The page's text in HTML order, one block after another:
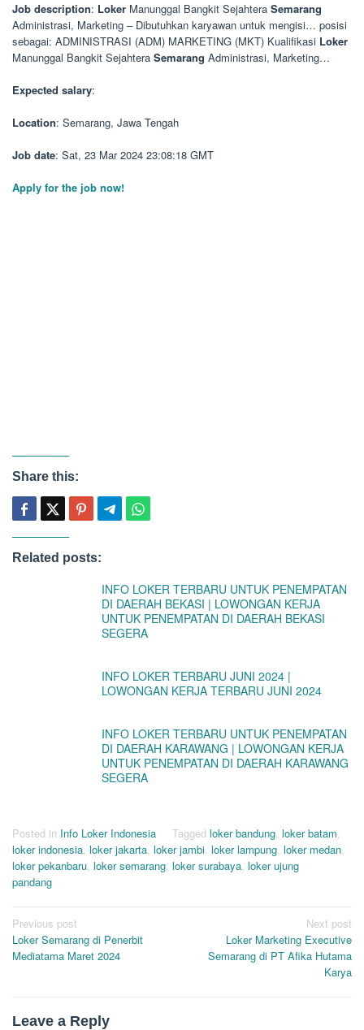
Job description: Loker Manunggal Bangkit Sejahtera Semarang
Administrasi, Marketing – Dibutuhkan karyawan untuk mengisi… posisi
sebagai: ADMINISTRASI (ADM) MARKETING (MKT) Kualifikasi Loker
Manunggal Bangkit Sejahtera Semarang Administrasi, Marketing…
Expected salary:
Location: Semarang, Jawa Tengah
Job date: Sat, 23 Mar 2024 23:08:18 GMT
Apply for the job now!
Share this:
Related posts:
INFO LOKER TERBARU UNTUK PENEMPATAN
DI DAERAH BEKASI | LOWONGAN KERJA
UNTUK PENEMPATAN DI DAERAH BEKASI
SEGERA
INFO LOKER TERBARU JUNI 2024 |
LOWONGAN KERJA TERBARU JUNI 2024
INFO LOKER TERBARU UNTUK PENEMPATAN
DI DAERAH KARAWANG | LOWONGAN KERJA
UNTUK PENEMPATAN DI DAERAH KARAWANG
SEGERA
Posted in Info Loker Indonesia Tagged loker bandung, loker batam,
loker indonesia, loker jakarta, loker jambi, loker lampung, loker medan,
loker pekanbaru, loker semarang, loker surabaya, loker ujung
pandang
Post
navigation
Previous post
Loker Semarang di Penerbit
Mediatama Maret 2024
Next post
Loker Marketing Executive
Semarang di PT Afika Hutama
Karya
Leave a Reply